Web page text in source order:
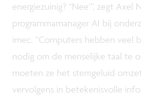
energiezuinig? “Nee’”, zegt Axel
programmamanager AI bij
imec. “Computers hebben veel
nodig om de menselijke taal te
moeten ze het stemgeluid
vervolgens in betekenisvolle